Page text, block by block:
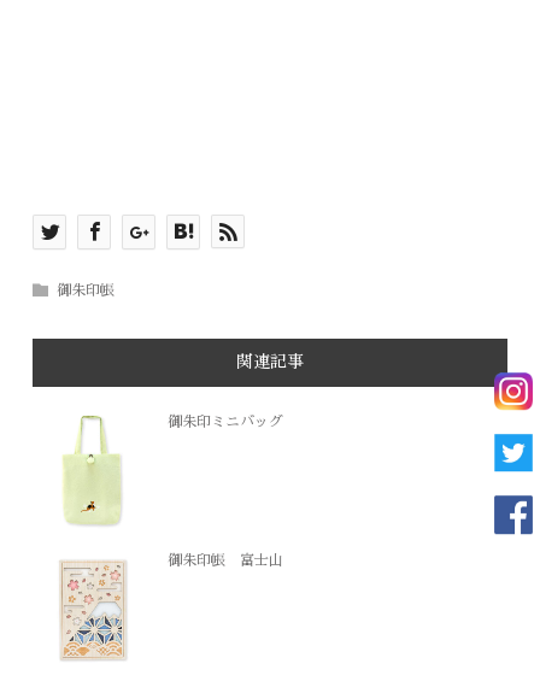
御朱印帳
関連記事
御朱印ミニバッグ
御朱印帳 富士山